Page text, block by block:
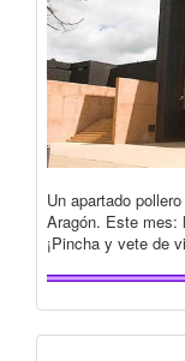
Un apartado
Aragón. Este mes:
¡Pincha y vete de